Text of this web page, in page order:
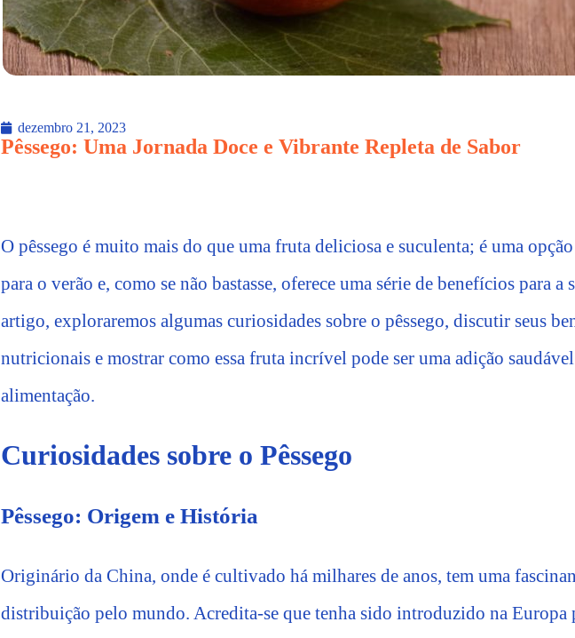
dezembro 21, 2023
Pêssego: Uma Jornada Doce e Vibrante Repleta de Sabor
O pêssego é muito mais do que uma fruta deliciosa e suculenta; é uma
para o verão e, como se não bastasse, oferece uma série de benefícios para a
artigo, exploraremos algumas curiosidades sobre o pêssego, discutir seus
nutricionais e mostrar como essa fruta incrível pode ser uma adição
alimentação.
Curiosidades sobre o Pêssego
Pêssego: Origem e História
Originário da China, onde é cultivado há milhares de anos, tem uma
distribuição pelo mundo. Acredita-se que tenha sido introduzido na Europa